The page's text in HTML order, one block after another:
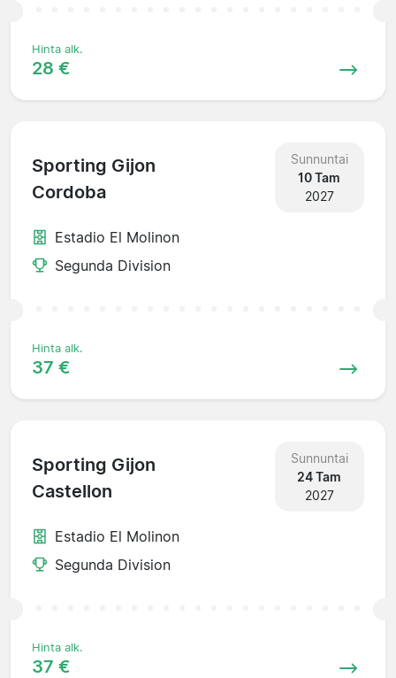
Hinta alk.
28 €
Sporting Gijon
Cordoba
Sunnuntai
10 Tam
2027
Estadio El Molinon
Segunda Division
Hinta alk.
37 €
Sporting Gijon
Castellon
Sunnuntai
24 Tam
2027
Estadio El Molinon
Segunda Division
Hinta alk.
37 €